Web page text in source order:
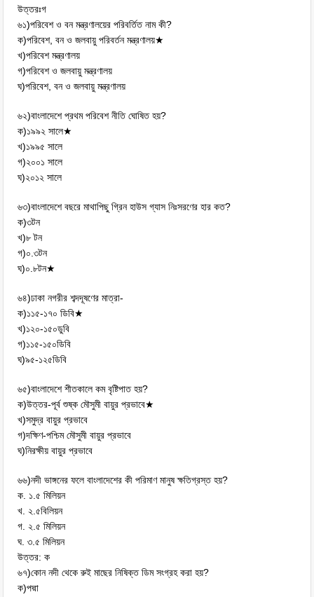
উত্তরঃগ
৬১)পরিবেশ ও বন মন্ত্রণালয়ের পরিবর্তিত নাম কী?
ক)পরিবেশ, বন ও জলবায়ু পরিবর্তন মন্ত্রণালয়★
খ)পরিবেশ মন্ত্রণালয়
গ)পরিবেশ ও জলবায়ু মন্ত্রণালয়
ঘ)পরিবেশ, বন ও জলবায়ু মন্ত্রণালয়
৬২)বাংলাদেশে প্রথম পরিবেশ নীতি ঘোষিত হয়?
ক)১৯৯২ সালে★
খ)১৯৯৫ সালে
গ)২০০১ সালে
ঘ)২০১২ সালে
৬৩)বাংলাদেশে বছরে মাথাপিছু গ্রিন হাউস গ্যাস নিঃসরণের হার কত?
ক)৩টন
খ)৮ টন
গ)০.৩টন
ঘ)০.৮টন★
৬৪)ঢাকা নগরীর শব্দদূষণের মাত্রা-
ক)১১৫-১৭০ ডিবি★
খ)১২০-১৫০ডুবি
গ)১১৫-১৫০ডিবি
ঘ)৯৫-১২৫ডিবি
৬৫)বাংলাদেশে শীতকালে কম বৃষ্টিপাত হয়?
ক)উত্তর-পূর্ব শুষ্ক মৌসুমী বায়ুর প্রভাবে★
খ)সমুদ্র বায়ুর প্রভাবে
গ)দক্ষিণ-পশ্চিম মৌসুমী বায়ুর প্রভাবে
ঘ)নিরক্ষীয় বায়ুর প্রভাবে
৬৬)নদী ভাঙ্গনের ফলে বাংলাদেশের কী পরিমাণ মানুষ ক্ষতিগ্রস্ত হয়?
ক. ১.৫ মিলিয়ন
খ. ২.৫বিলিয়ন
গ. ২.৫ মিলিয়ন
ঘ. ৩.৫ মিলিয়ন
উত্তর: ক
৬৭)কোন নদী থেকে রুই মাছের নিষিক্ত ডিম সংগ্রহ করা হয়?
ক)পদ্মা